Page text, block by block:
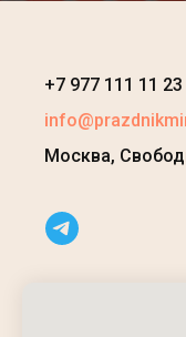
+7 977 111 11 23
Москва,